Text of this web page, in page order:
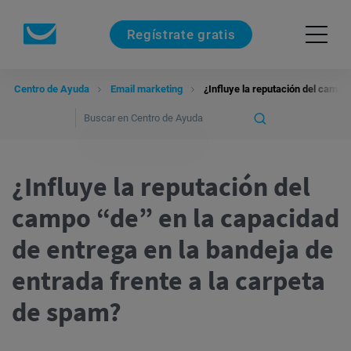
Regístrate gratis
Centro de Ayuda Email marketing ¿Influye la reputación del
¿Influye la reputación del
campo “de” en la capacidad
de entrega en la bandeja de
entrada frente a la carpeta
de spam?